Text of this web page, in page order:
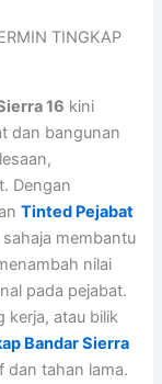
16 kini
dan bangunan
Dengan
Tinted Pejabat
membantu
nilai
pada pejabat.
kerja, atau bilik
Bandar Sierra
dan tahan lama.